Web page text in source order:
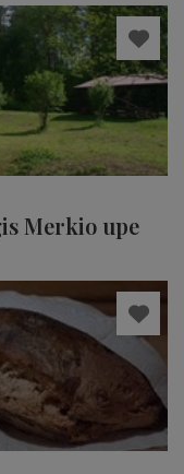
Merkio upe